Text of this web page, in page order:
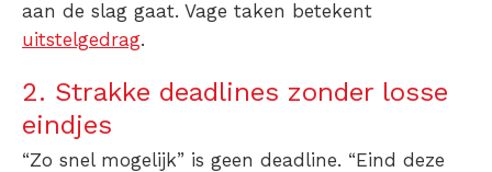
aan de slag gaat. Vage taken betekent
uitstelgedrag.
2. Strakke deadlines zonder losse
eindjes
“Zo snel mogelijk” is geen deadline. “Eind deze